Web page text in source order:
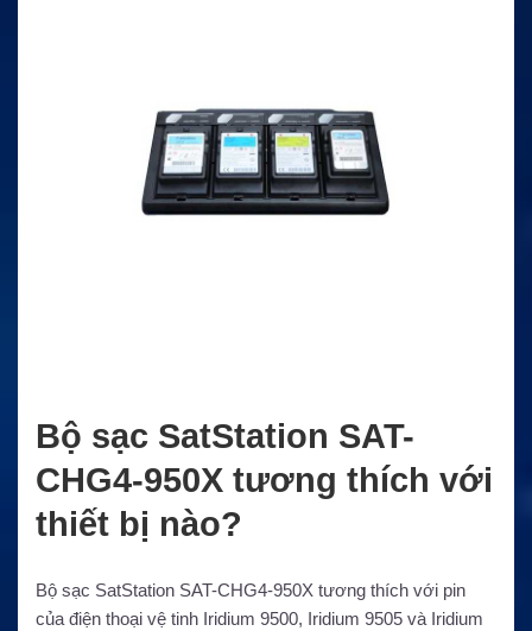
Bộ sạc SatStation SAT-
CHG4-950X tương thích với
thiết bị nào?
Bộ sạc SatStation SAT-CHG4-950X tương thích với pin
của điện thoại vệ tinh Iridium 9500, Iridium 9505 và Iridium